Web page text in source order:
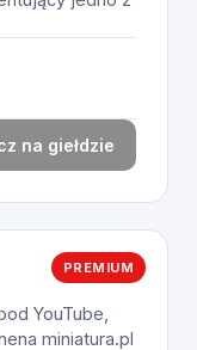
na giełdzie
PREMIUM
YouTube,
miniatura.pl